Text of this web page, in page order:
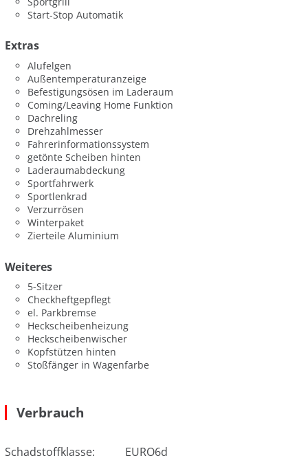
Start-Stop Automatik
Extras
Alufelgen
Außentemperaturanzeige
Befestigungsösen im Laderaum
Coming/Leaving Home Funktion
Dachreling
Drehzahlmesser
Fahrerinformationssystem
getönte Scheiben hinten
Laderaumabdeckung
Sportfahrwerk
Sportlenkrad
Verzurrösen
Winterpaket
Zierteile Aluminium
Weiteres
5-Sitzer
Checkheftgepflegt
el. Parkbremse
Heckscheibenheizung
Heckscheibenwischer
Kopfstützen hinten
Stoßfänger in Wagenfarbe
Verbrauch
Schadstoffklasse:
EURO6d